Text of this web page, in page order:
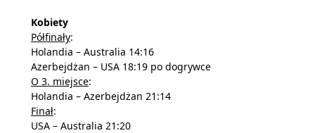
Kobiety
Półfinały:
Holandia – Australia 14:16
Azerbejdżan – USA 18:19 po dogrywce
O 3. miejsce:
Holandia – Azerbejdżan 21:14
Finał:
USA – Australia 21:20